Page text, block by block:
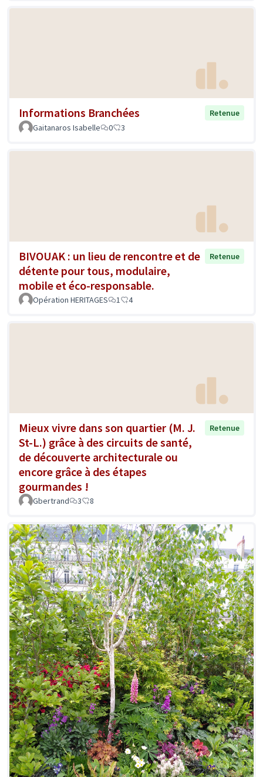
Informations Branchées
Retenue
Gaitanaros Isabelle
0 3
BIVOUAK : un lieu de rencontre et de
détente pour tous, modulaire,
mobile et éco-responsable.
Retenue
Opération HERITAGES 1 4
Mieux vivre dans son quartier (M. J.
St-L.) grâce à des circuits de santé,
de découverte architecturale ou
encore grâce à des étapes
gourmandes !
Retenue
Gbertrand 3 8